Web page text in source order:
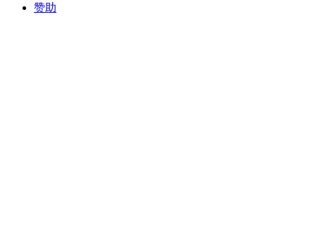
赞助